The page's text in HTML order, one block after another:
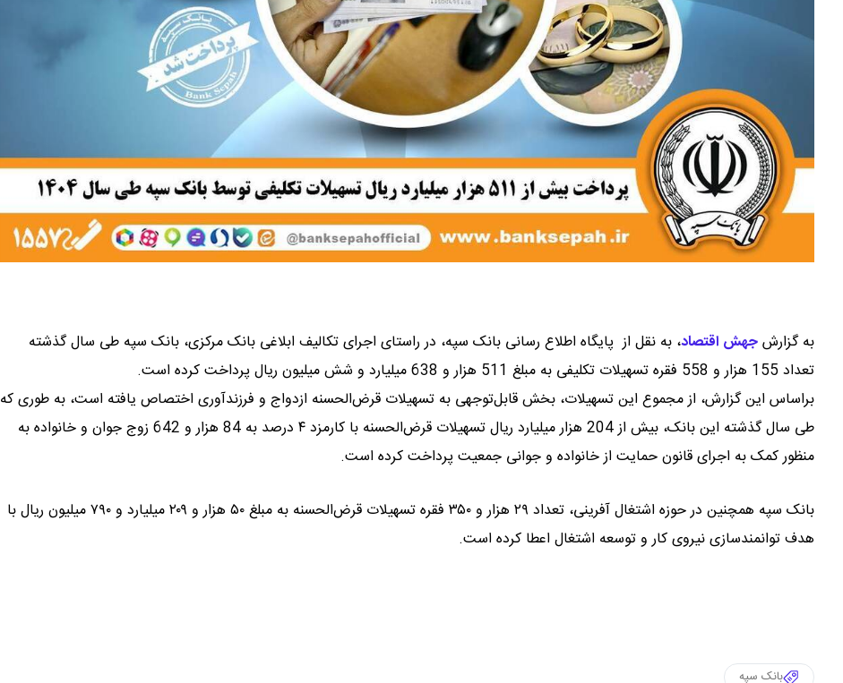
به گزارشجهش اقتصاد، به نقل از پایگاه اطلاع رسانی بانک سپه، در راستای اجرای تکالیف ابلاغی بانک مرکزی، بانک سپه طی سال گذشته
تعداد 155 هزار و 558 فقره تسهیلات تکلیفی به مبلغ 511 هزار و 638 میلیارد و شش میلیون ریال پرداخت کرده است.
براساس این گزارش، از مجموع این تسهیلات، بخش قابل‌توجهی به تسهیلات قرض‌الحسنه ازدواج و فرزندآوری اختصاص یافته است، به طوری که
طی سال گذشته این بانک، بیش از 204 هزار میلیارد ریال تسهیلات قرض‌الحسنه با کارمزد ۴ درصد به 84 هزار و 642 زوج جوان و خانواده به
منظور کمک به اجرای قانون حمایت از خانواده و جوانی جمعیت پرداخت کرده است.
بانک سپه همچنین در حوزه اشتغال آفرینی، تعداد ۲۹ هزار و ۳۵۰ فقره تسهیلات قرض‌الحسنه به مبلغ ۵۰ هزار و ۲۰۹ میلیارد و ۷۹۰ میلیون ریال با
هدف توانمندسازی نیروی کار و توسعه اشتغال اعطا کرده است.
بانک سپه